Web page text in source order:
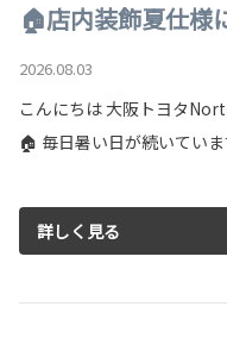
🏠店内装飾夏仕様
2026.08.03
こんにちは 大阪トヨタ
🏠 毎日暑い日が続いてい
詳しく見る